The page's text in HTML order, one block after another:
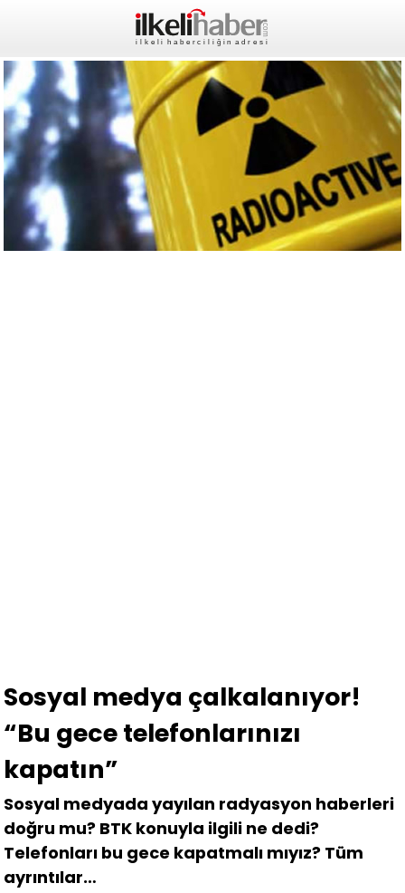
Sosyal medya çalkalanıyor!
“Bu gece telefonlarınızı
kapatın”
Sosyal medyada yayılan radyasyon haberleri
doğru mu? BTK konuyla ilgili ne dedi?
Telefonları bu gece kapatmalı mıyız? Tüm
ayrıntılar…